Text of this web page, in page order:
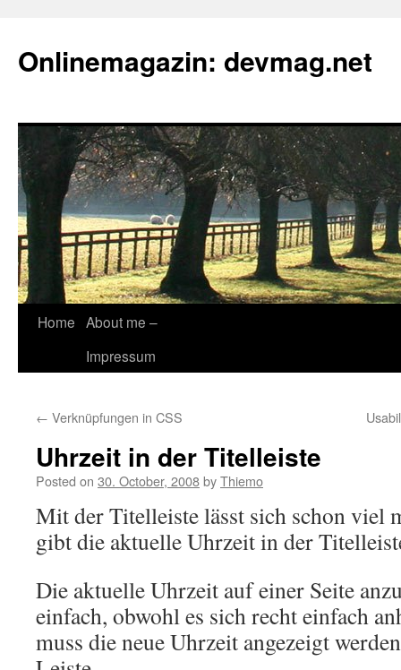
Onlinemagazin: devmag.net
Skip
Home About me –
Impressum
← Verknüpfungen in CSS
Uhrzeit in der Titelleiste
Posted on 30. October, 2008byThiemo
Mit der Titelleiste lässt sich schon viel
gibt die aktuelle Uhrzeit in der
Die aktuelle Uhrzeit auf einer Seite
einfach, obwohl es sich recht einfach
muss die neue Uhrzeit angezeigt